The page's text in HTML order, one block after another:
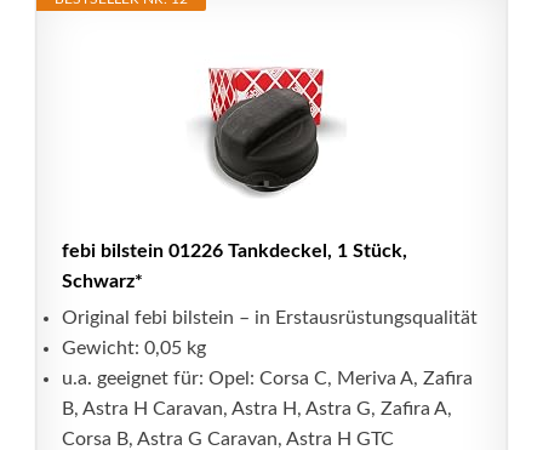
febi bilstein 01226 Tankdeckel, 1 Stück,
Schwarz*
Original febi bilstein – in Erstausrüstungsqualität
Gewicht: 0,05 kg
u.a. geeignet für: Opel: Corsa C, Meriva A, Zafira
B, Astra H Caravan, Astra H, Astra G, Zafira A,
Corsa B, Astra G Caravan, Astra H GTC